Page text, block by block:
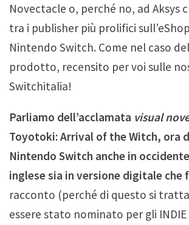
Novectacle o, perché no, ad Aksys
tra i publisher più prolifici
Nintendo Switch. Come nel caso
prodotto, recensito per voi sulle
Switchitalia!
Parliamo dell’acclamata visual
Toyotoki: Arrival of the Witch, ora
Nintendo Switch anche in
inglese sia in versione digitale che
racconto (perché di questo si
essere stato nominato per gli INDIE